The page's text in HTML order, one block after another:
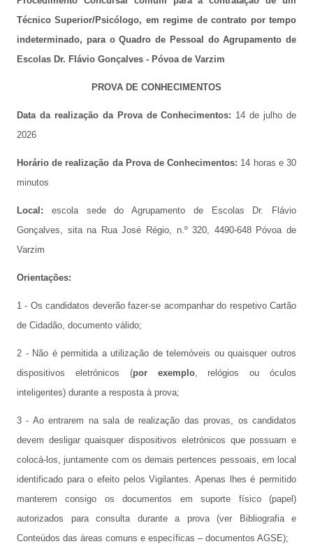
Técnico Superior/Psicólogo, em regime de contrato por tempo
indeterminado, para o Quadro de Pessoal do Agrupamento de
Escolas Dr. Flávio Gonçalves - Póvoa de Varzim
PROVA DE CONHECIMENTOS
Data da realização da Prova de Conhecimentos: 14 de julho de
2026
Horário de realização da Prova de Conhecimentos: 14 horas e 30
minutos
Local: escola sede do Agrupamento de Escolas Dr. Flávio
Gonçalves, sita na Rua José Régio, n.º 320, 4490-648 Póvoa de
Varzim
Orientações:
1 - Os candidatos deverão fazer-se acompanhar do respetivo Cartão
de Cidadão, documento válido;
2 - Não é permitida a utilização de telemóveis ou quaisquer outros
dispositivos eletrónicos (por exemplo, relógios ou óculos
inteligentes) durante a resposta à prova;
3 - Ao entrarem na sala de realização das provas, os candidatos
devem desligar quaisquer dispositivos eletrónicos que possuam e
colocá-los, juntamente com os demais pertences pessoais, em local
identificado para o efeito pelos Vigilantes. Apenas lhes é permitido
manterem consigo os documentos em suporte físico (papel)
autorizados para consulta durante a prova (ver Bibliografia e
Conteúdos das áreas comuns e específicas – documentos AGSE);